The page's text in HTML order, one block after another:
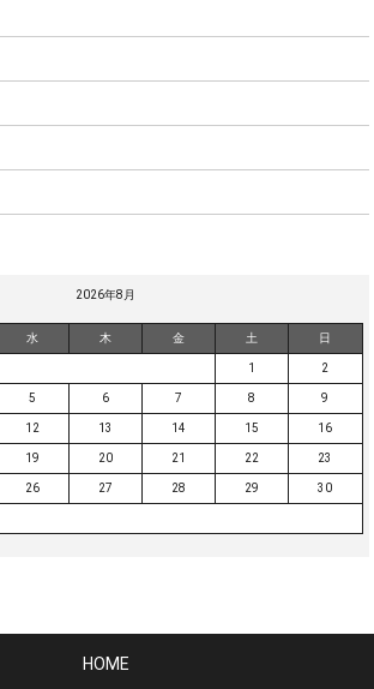
2026年8月
水 木 金 土 日
1 2
5 6 7 8 9
12 13 14 15 16
19 20 21 22 23
26 27 28 29 30
HOME